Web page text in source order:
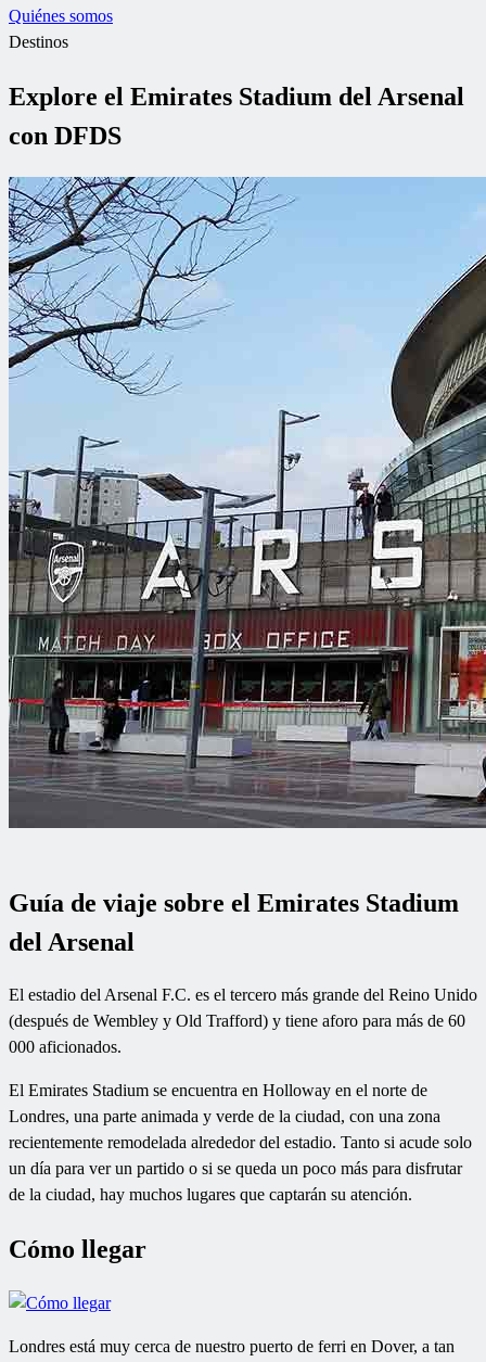
Quiénes somos
Destinos
Explore el Emirates Stadium del Arsenal
con DFDS
Guía de viaje sobre el Emirates Stadium
del Arsenal
El estadio del Arsenal F.C. es el tercero más grande del Reino Unido
(después de Wembley y Old Trafford) y tiene aforo para más de 60
000 aficionados.
El Emirates Stadium se encuentra en Holloway en el norte de
Londres, una parte animada y verde de la ciudad, con una zona
recientemente remodelada alrededor del estadio. Tanto si acude solo
un día para ver un partido o si se queda un poco más para disfrutar
de la ciudad, hay muchos lugares que captarán su atención.
Cómo llegar
Londres está muy cerca de nuestro puerto de ferri en Dover, a tan